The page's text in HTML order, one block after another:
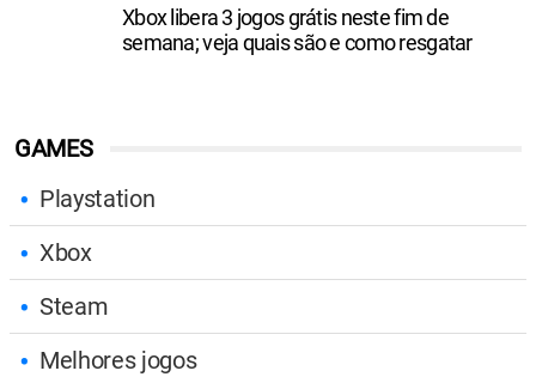
GAMES
Playstation
Xbox
Steam
Melhores jogos
Xbox libera 3 jogos grátis neste fim de
semana; veja quais são e como resgatar